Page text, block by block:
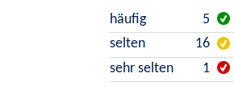
häufig
5
selten
16
sehr selten
1